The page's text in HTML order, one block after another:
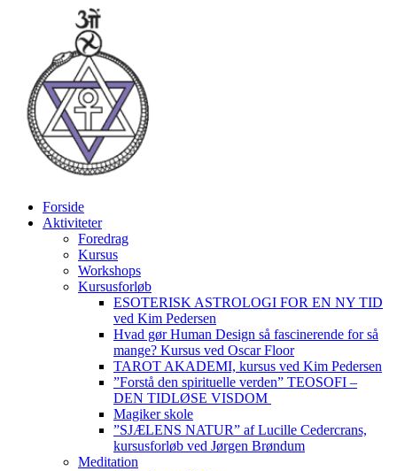
Forside
Aktiviteter
Foredrag
Kursus
Workshops
Kursusforløb
ESOTERISK ASTROLOGI FOR EN NY TID
ved Kim Pedersen
Hvad gør Human Design så fascinerende for så
mange? Kursus ved Oscar Floor
TAROT AKADEMI, kursus ved Kim Pedersen
”Forstå den spirituelle verden” TEOSOFI –
DEN TIDLØSE VISDOM
Magiker skole
”SJÆLENS NATUR” af Lucille Cedercrans,
kursusforløb ved Jørgen Brøndum
Meditation